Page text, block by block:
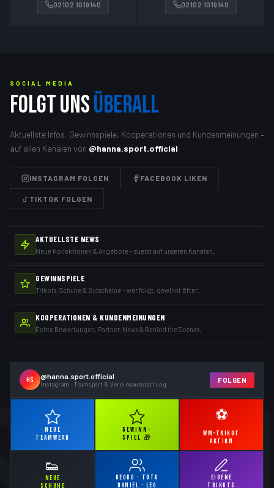
02102 1019140 02102 1019140
SOCIAL MEDIA
FOLGT UNSÜBERALL
Aktuellste Infos, Gewinnspiele, Kooperationen und Kundenmeinungen –
auf allen Kanälen von @hanna.sport.official
INSTAGRAM FOLGEN FACEBOOK LIKEN
TIKTOK FOLGEN
AKTUELLSTE NEWS
Neue Kollektionen & Angebote – zuerst auf unseren Kanälen.
GEWINNSPIELE
Trikots, Schuhe & Gutscheine – wer folgt, gewinnt öfter.
KOOPERATIONEN & KUNDENMEINUNGEN
Echte Bewertungen, Partner-News & Behind the Scenes.
HS @hanna.sport.official
Instagram · Teamsport & Vereinsausstattung
FOLGEN
NEUE
TEAMWEAR
GEWINN-
SPIEL 🎁
⚽
WM-TRIKOT
AKTION
👟
NEUE
SCHUHE
GEORG · TOTO
DANIEL · LEO
EIGENE
TRIKOTS